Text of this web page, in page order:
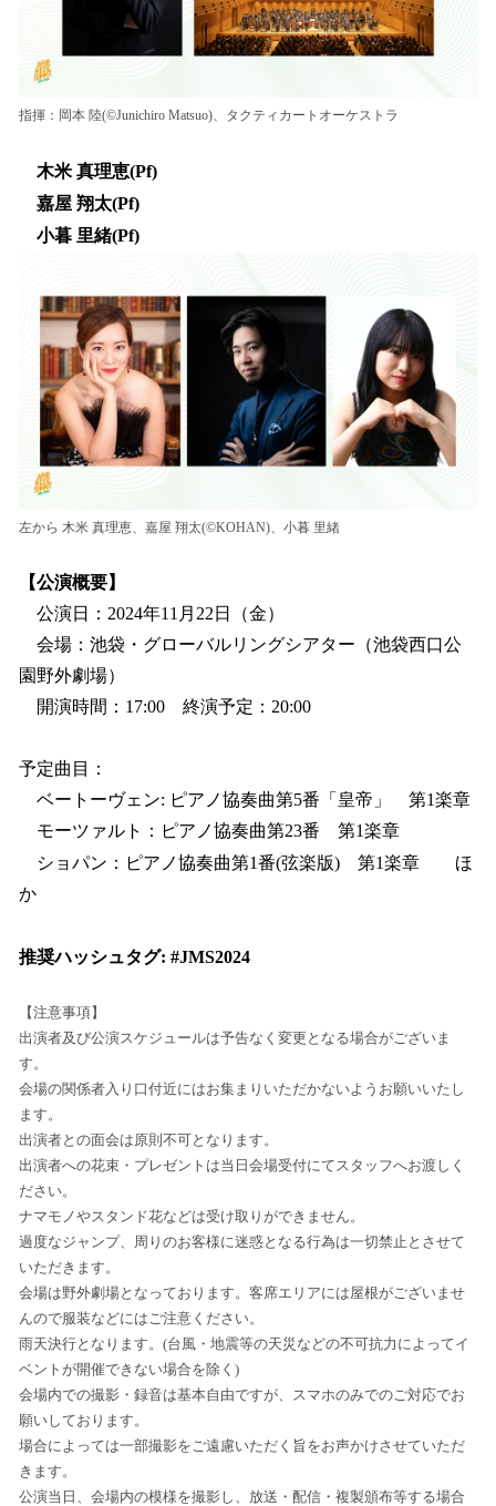
指揮：岡本 陸(©️Junichiro Matsuo)、タクティカートオーケストラ
木米 真理恵(Pf)
嘉屋 翔太(Pf)
小暮 里緒(Pf)
左から 木米 真理恵、嘉屋 翔太(©️KOHAN)、小暮 里緒
【公演概要】
公演日：2024年11月22日（金）
会場：池袋・グローバルリングシアター（池袋西口公
園野外劇場）
開演時間：17:00 終演予定：20:00
予定曲目：
ベートーヴェン: ピアノ協奏曲第5番「皇帝」 第1楽章
モーツァルト：ピアノ協奏曲第23番 第1楽章
ショパン：ピアノ協奏曲第1番(弦楽版) 第1楽章 ほ
か
推奨ハッシュタグ: #JMS2024
【注意事項】
出演者及び公演スケジュールは予告なく変更となる場合がございま
す。
会場の関係者入り口付近にはお集まりいただかないようお願いいたし
ます。
出演者との面会は原則不可となります。
出演者への花束・プレゼントは当日会場受付にてスタッフへお渡しく
ださい。
ナマモノやスタンド花などは受け取りができません。
過度なジャンプ、周りのお客様に迷惑となる行為は一切禁止とさせて
いただきます。
会場は野外劇場となっております。客席エリアには屋根がございませ
んので服装などにはご注意ください。
雨天決行となります。(台風・地震等の天災などの不可抗力によってイ
ベントが開催できない場合を除く)
会場内での撮影・録音は基本自由ですが、スマホのみでのご対応でお
願いしております。
場合によっては一部撮影をご遠慮いただく旨をお声かけさせていただ
きます。
公演当日、会場内の模様を撮影し、放送・配信・複製頒布等する場合